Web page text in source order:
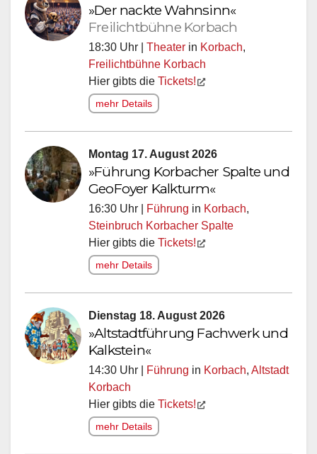
»Der nackte Wahnsinn«
Freilichtbühne Korbach
18:30 Uhr | Theater in Korbach,
Freilichtbühne Korbach
Hier gibts die Tickets!
mehr Details
Montag 17. August 2026
»Führung Korbacher Spalte und
GeoFoyer Kalkturm«
16:30 Uhr | Führung in Korbach,
Steinbruch Korbacher Spalte
Hier gibts die Tickets!
mehr Details
Dienstag 18. August 2026
»Altstadtführung Fachwerk und
Kalkstein«
14:30 Uhr | Führung in Korbach, Altstadt
Korbach
Hier gibts die Tickets!
mehr Details